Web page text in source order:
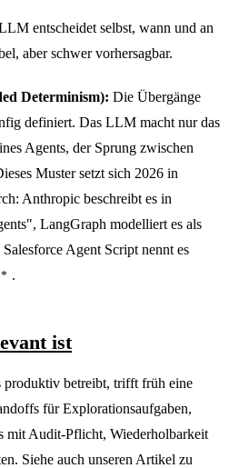
entscheidet selbst, wann und an
aber schwer vorhersagbar.
Determinism): Die Übergänge
definiert. Das LLM macht nur das
Agents, der Sprung zwischen
Muster setzt sich 2026 in
Anthropic beschreibt es in
LangGraph modelliert es als
Salesforce Agent Script nennt es
.
ist
betreibt, trifft früh eine
für Explorationsaufgaben,
mit Audit-Pflicht, Wiederholbarkeit
Siehe auch unseren Artikel zu